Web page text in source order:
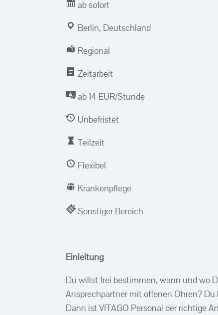
ab sofort
Berlin, Deutschland
Regional
Zeitarbeit
ab 14 EUR/Stunde
Unbefristet
Teilzeit
Flexibel
Krankenpflege
Sonstiger Bereich
Einleitung
Du willst frei bestimmen, wann und wo
Ansprechpartner mit offenen Ohren?
Dann ist VITAGO Personal der richtige